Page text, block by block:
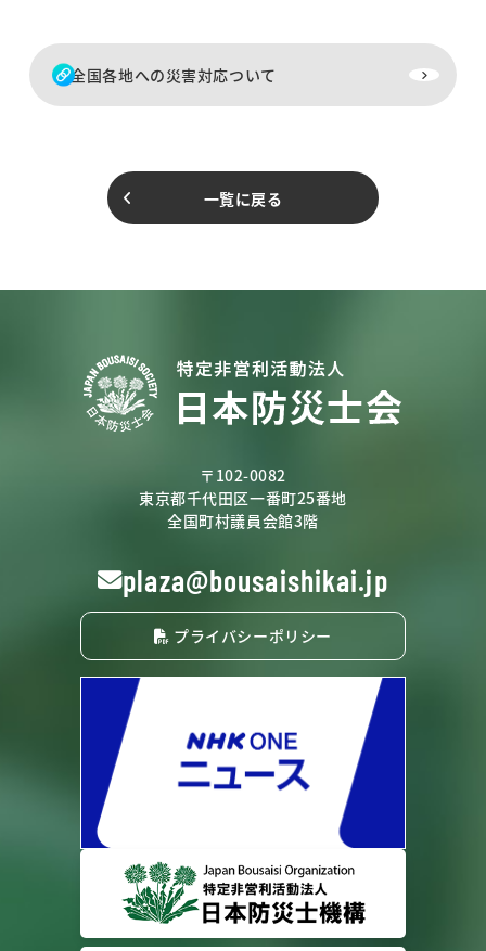
全国各地への災害対応ついて
一覧に戻る
〒102-0082
東京都千代田区一番町25番地
全国町村議員会館3階
plaza@bousaishikai.jp
プライバシーポリシー